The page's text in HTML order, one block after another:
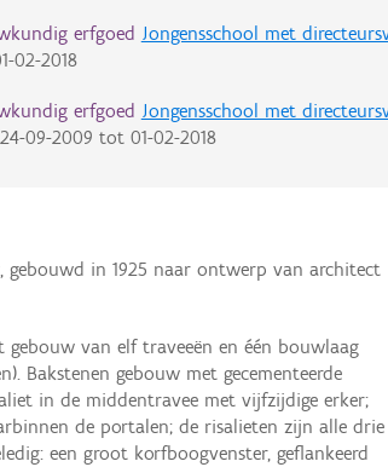
erfgoed Jongensschool met
02-2018
erfgoed Jongensschool met
24-09-2009 tot 01-02-2018
gebouwd in 1925 naar ontwerp van architect
gebouw van elf traveeën en één bouwlaag
Bakstenen gebouw met gecementeerde
in de middentravee met vijfzijdige erker;
de portalen; de risalieten zijn alle drie
een groot korfboogvenster, geflankeerd